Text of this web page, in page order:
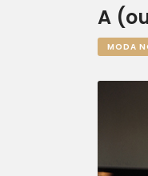
A
MODA